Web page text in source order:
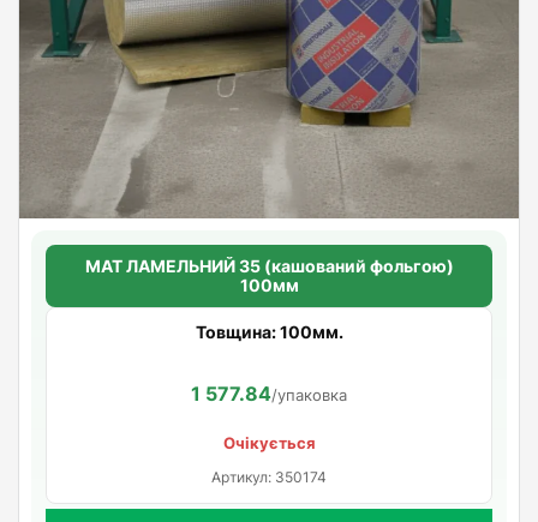
МАТ ЛАМЕЛЬНИЙ 35 (кашований фольгою)
100мм
Товщина: 100мм.
1 577.84/упаковка
Очікується
Артикул: 350174